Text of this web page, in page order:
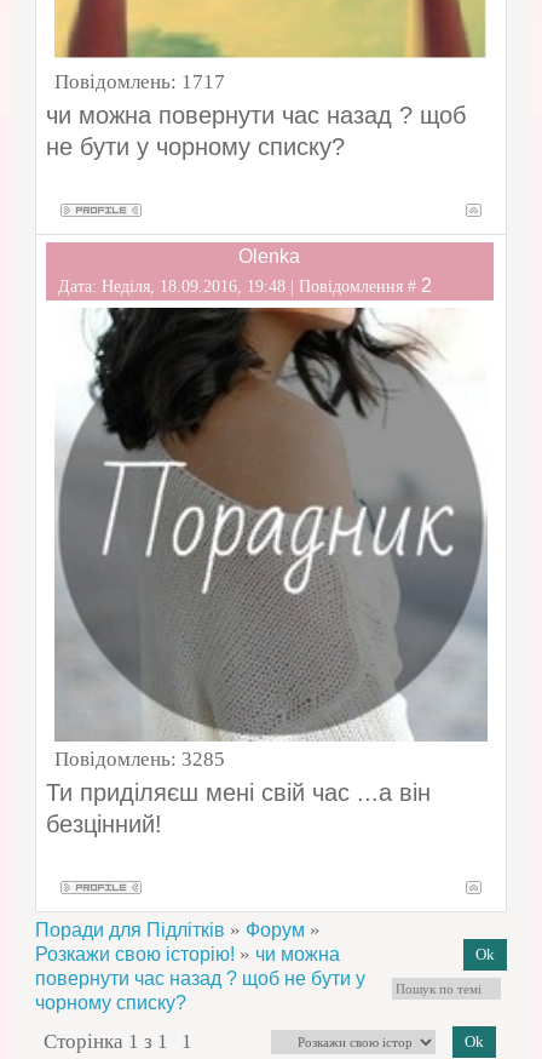
Повідомлень: 1717
чи можна повернути час назад ? щоб
не бути у чорному списку?
Olenka
Дата: Неділя, 18.09.2016, 19:48 | Повідомлення # 2
Повідомлень: 3285
Ти приділяєш мені свій час ...а він
безцінний!
Поради для Підлітків » Форум »
Розкажи свою історію! » чи можна
повернути час назад ? щоб не бути у
чорному списку?
Сторінка 1 з 1
1